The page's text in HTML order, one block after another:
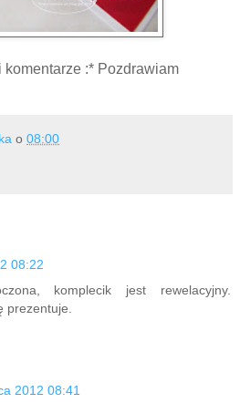
:* Pozdrawiam
o 08:00
08:22
komplecik jest rewelacyjny.
prezentuje.
2012 08:41